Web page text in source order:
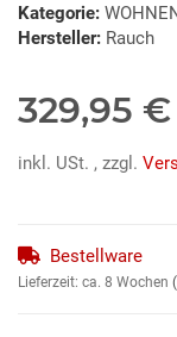
Kategorie:
Hersteller: Rauch
329,95 €
inkl. USt. , zzgl.
Bestellware
Lieferzeit: ca. 8 Wochen